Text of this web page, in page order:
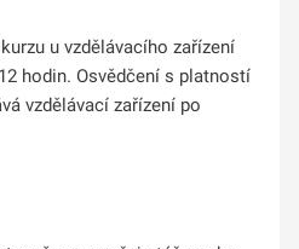
u vzdělávacího zařízení
hodin. Osvědčení s platností
vzdělávací zařízení po